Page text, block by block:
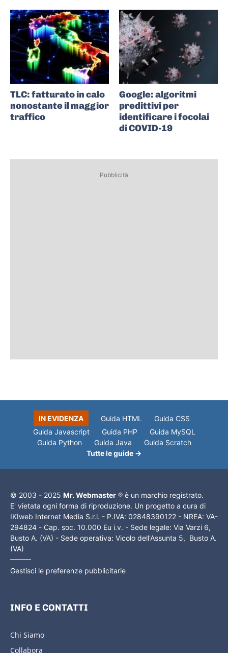
TLC: fatturato in calo
nonostante il maggior
traffico
Google: algoritmi
predittivi per
identificare i focolai
di COVID-19
Pubblicità
IN EVIDENZA Guida HTML
Guida CSS
Guida Javascript
Guida PHP
Guida MySQL
Guida Python
Guida Java
Guida Scratch
Tutte le guide →
© 2003 - 2025 Mr. Webmaster ® è un marchio registrato.
E' vietata ogni forma di riproduzione. Un progetto a cura di
IKIweb Internet Media S.r.l. - P.IVA: 02848390122 - NREA: VA-
294824 - Cap. soc. 10.000 Eu i.v. - Sede legale: Via Varzi 6,
Busto A. (VA) - Sede operativa: Vicolo dell'Assunta 5, Busto A.
(VA)
Gestisci le preferenze pubblicitarie
INFO E CONTATTI
Chi Siamo
Collabora